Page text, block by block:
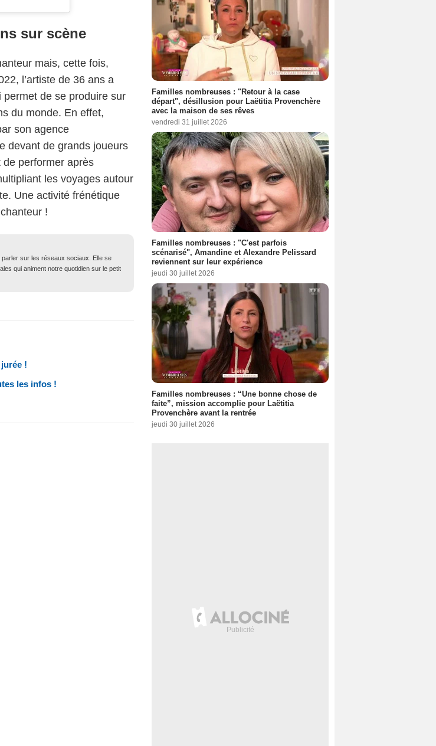
sur scène
mais, cette fois,
l’artiste de 36 ans a
de se produire sur
du monde. En effet,
son agence
devant de grands joueurs
performer après
les voyages autour
Une activité frénétique
!
sur les réseaux sociaux. Elle se
qui animent notre quotidien sur le petit
!
les infos !
Familles nombreuses : "Retour à la case
départ", désillusion pour Laëtitia Provenchère
avec la maison de ses rêves
vendredi 31 juillet 2026
Familles nombreuses : "C'est parfois
scénarisé", Amandine et Alexandre Pelissard
reviennent sur leur expérience
jeudi 30 juillet 2026
Familles nombreuses : “Une bonne chose de
faite”, mission accomplie pour Laëtitia
Provenchère avant la rentrée
jeudi 30 juillet 2026